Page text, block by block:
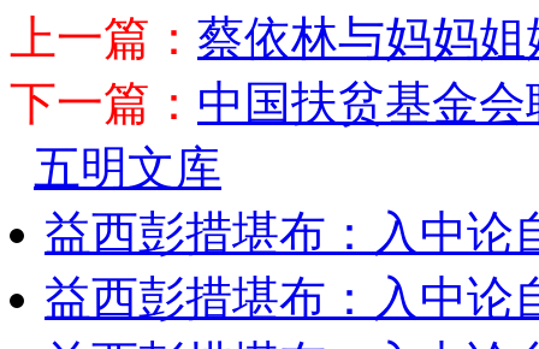
上一篇： 蔡依林与妈妈
下一篇： 中国扶贫基金
五明文库
益西彭措堪布：入中论
益西彭措堪布：入中论